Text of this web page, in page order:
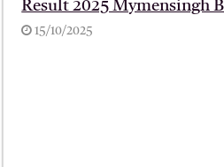
Result 2025 Mymensingh
15/10/2025